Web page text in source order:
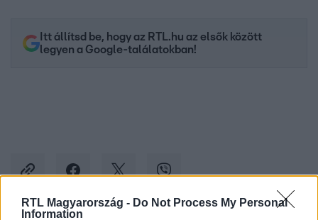
RTL Magyarország - Do Not Process My Personal
Information
Itt állítsd be, hogy az RTL.hu az elsők között
legyen a Google-találatokban!